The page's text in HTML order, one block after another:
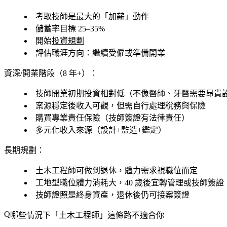
考取技師是最大的「加薪」動作
儲蓄率目標 25–35%
開始投資規劃
評估職涯方向：繼續受僱或準備開業
資深/開業階段（8 年+）：
技師開業初期投資相對低（不像醫師、牙醫需要昂貴
案源穩定後收入可觀，但需自行處理稅務與保險
購買專業責任保險（技師簽證有法律責任）
多元化收入來源（設計+監造+鑑定）
長期規劃：
土木工程師可做到退休，體力需求視職位而定
工地型職位體力消耗大，40 歲後宜轉管理或技師簽證
技師證照是終身資產，退休後仍可接案簽證
哪些情況下「土木工程師」這條路不適合你